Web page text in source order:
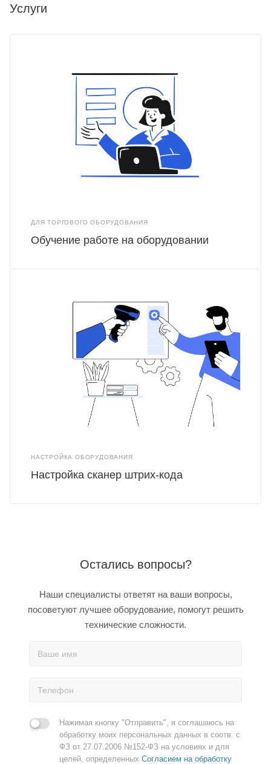
Услуги
ДЛЯ ТОРГОВОГО ОБОРУДОВАНИЯ
Обучение работе на оборудовании
НАСТРОЙКА ОБОРУДОВАНИЯ
Настройка сканер штрих-кода
Остались вопросы?
Наши специалисты ответят на ваши вопросы,
посоветуют лучшее оборудование, помогут решить
технические сложности.
Нажимая кнопку "Отправить", я соглашаюсь на
обработку моих персональных данных в соотв. с
ФЗ от 27.07.2006 №152-ФЗ на условиях и для
целей, определенных Согласием на обработку